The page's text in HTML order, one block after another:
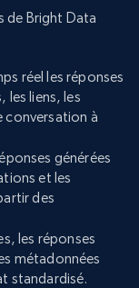
de Bright Data
réel les réponses
les liens, les
conversation à
générées
et les
des
les réponses
métadonnées
standardisé.